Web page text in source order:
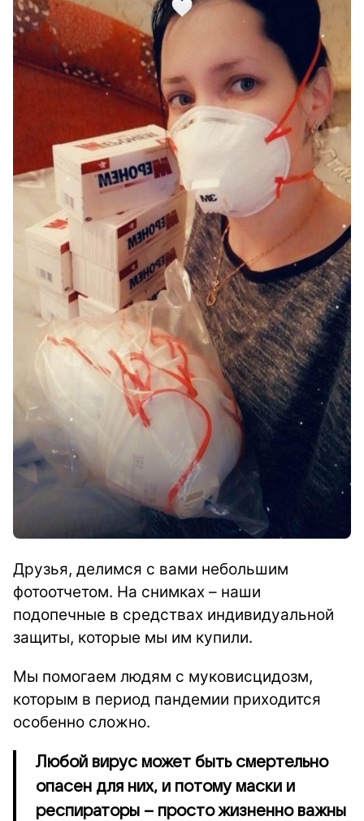
Друзья, делимся с вами небольшим
фотоотчетом. На снимках – наши
подопечные в средствах индивидуальной
защиты, которые мы им купили.
Мы помогаем людям с муковисцидозм,
которым в период пандемии приходится
особенно сложно.
Любой вирус может быть смертельно
опасен для них, и потому маски и
респираторы – просто жизненно важны